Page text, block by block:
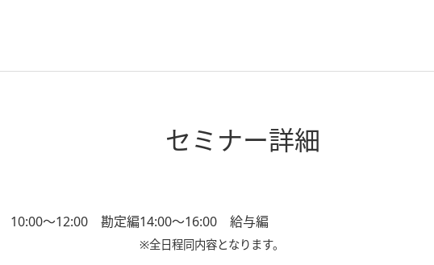
セミナー詳細
10:00～12:00 勘定編14:00～16:00 給与編
※全日程同内容となります。